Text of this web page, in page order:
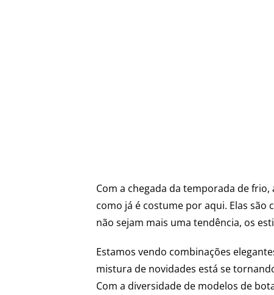
Com a chegada da temporada de
como já é costume por aqui. Elas são
não sejam mais uma tendência, os
Estamos vendo combinações
mistura de novidades está se
Com a diversidade de modelos de